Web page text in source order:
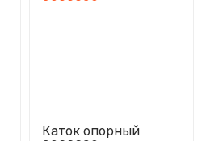
Каток опорный